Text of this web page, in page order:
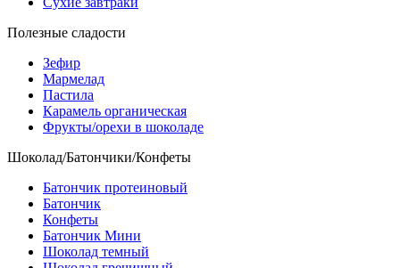
Полезные сладости
Зефир
Мармелад
Пастила
Карамель органическая
Фрукты/орехи в шоколаде
Шоколад/Батончики/Конфеты
Батончик протеиновый
Батончик
Конфеты
Батончик Мини
Шоколад темный